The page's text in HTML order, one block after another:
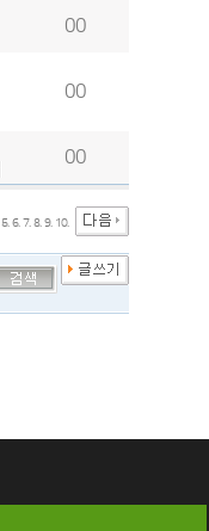
00
00
00
5. 6. 7. 8. 9. 10.